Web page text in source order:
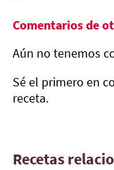
Comentarios de
Aún no tenemos
Sé el primero en
receta.
Recetas